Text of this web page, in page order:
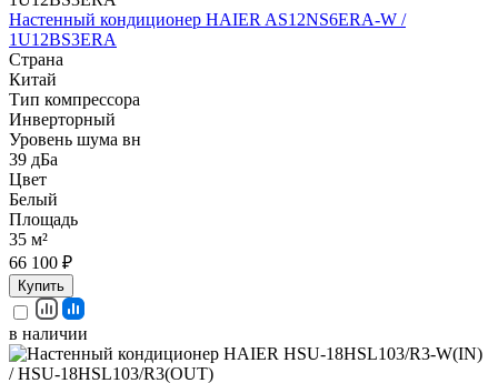
Настенный кондиционер HAIER AS12NS6ERA-W /
1U12BS3ERA
Страна
Китай
Тип компрессора
Инверторный
Уровень шума вн
39 дБа
Цвет
Белый
Площадь
35 м²
66 100 ₽
Купить
в наличии